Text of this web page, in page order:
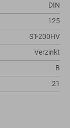
DIN
125
ST-200HV
Verzinkt
B
21